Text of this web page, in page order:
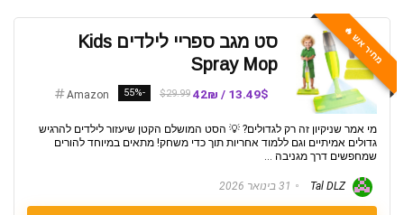
מחיר אש 🔥
סט מגב ספריי לילדים Kids
Spray Mop
13.49$ / 42₪
$29.99
-55%
Amazon
מי אמר שניקיון זה רק לגדולים? 💡 הסט המושלם הקטן שיעזור לילדים להרגיש
גדולים אמיתיים וגם ללמוד אחריות תוך כדי משחק! מתאים במיוחד להורים
שמחפשים דרך מגניבה ...
Tal DLZ 31 בינואר 2026